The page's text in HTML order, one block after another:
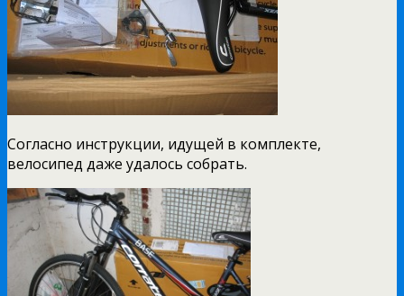
Согласно инструкции, идущей в комплекте,
велосипед даже удалось собрать.